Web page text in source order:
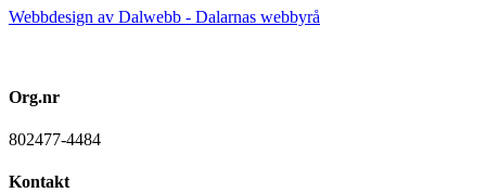
Webbdesign av Dalwebb - Dalarnas webbyrå
Org.nr
802477-4484
Kontakt